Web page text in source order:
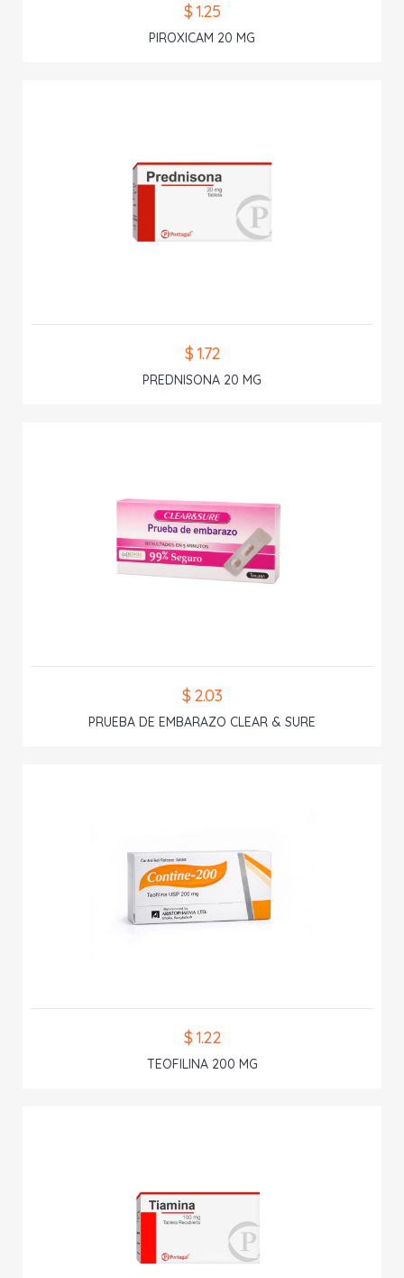
$ 1.25
PIROXICAM 20 MG
$ 1.72
PREDNISONA 20 MG
$ 2.03
PRUEBA DE EMBARAZO CLEAR & SURE
$ 1.22
TEOFILINA 200 MG